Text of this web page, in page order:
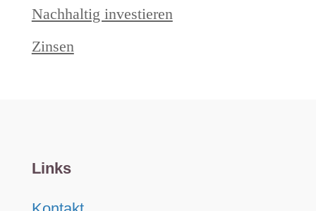
Nachhaltig investieren
Zinsen
Links